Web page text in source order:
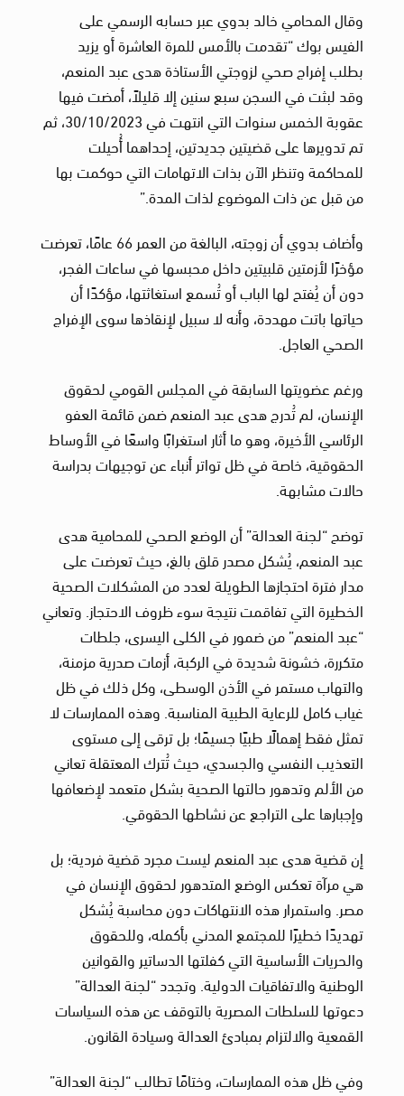
وقال المحامي خالد بدوي عبر حسابه الرسمي على
الفيس بوك “تقدمت بالأمس للمرة العاشرة أو يزيد
بطلب إفراج صحي لزوجتي الأستاذة هدى عبد المنعم،
وقد لبثت في السجن سبع سنين إلا قليلاً، أمضت فيها
عقوبة الخمس سنوات التي انتهت في 30/10/2023، ثم
تم تدويرها على قضيتين جديدتين، إحداهما أُحيلت
للمحاكمة وتنظر الآن بذات الاتهامات التي حوكمت بها
من قبل عن ذات الموضوع لذات المدة.”
وأضاف بدوي أن زوجته، البالغة من العمر 66 عامًا، تعرضت
مؤخرًا لأزمتين قلبيتين داخل محبسها في ساعات الفجر،
دون أن يُفتح لها الباب أو تُسمع استغاثتها، مؤكدًا أن
حياتها باتت مهددة، وأنه لا سبيل لإنقاذها سوى الإفراج
الصحي العاجل.
ورغم عضويتها السابقة في المجلس القومي لحقوق
الإنسان، لم تُدرج هدى عبد المنعم ضمن قائمة العفو
الرئاسي الأخيرة، وهو ما أثار استغرابًا واسعًا في الأوساط
الحقوقية، خاصة في ظل تواتر أنباء عن توجيهات بدراسة
حالات مشابهة.
توضح “لجنة العدالة” أن الوضع الصحي للمحامية هدى
عبد المنعم، يُشكل مصدر قلق بالغ، حيث تعرضت على
مدار فترة احتجازها الطويلة لعدد من المشكلات الصحية
الخطيرة التي تفاقمت نتيجة سوء ظروف الاحتجاز. وتعاني
“عبد المنعم” من ضمور في الكلى اليسرى، جلطات
متكررة، خشونة شديدة في الركبة، أزمات صدرية مزمنة،
والتهاب مستمر في الأذن الوسطى، وكل ذلك في ظل
غياب كامل للرعاية الطبية المناسبة. وهذه الممارسات لا
تمثل فقط إهمالًا طبيًا جسيمًا؛ بل ترقى إلى مستوى
التعذيب النفسي والجسدي، حيث تُترك المعتقلة تعاني
من الألم وتدهور حالتها الصحية بشكل متعمد لإضعافها
وإجبارها على التراجع عن نشاطها الحقوقي.
إن قضية هدى عبد المنعم ليست مجرد قضية فردية؛ بل
هي مرآة تعكس الوضع المتدهور لحقوق الإنسان في
مصر. واستمرار هذه الانتهاكات دون محاسبة يُشكل
تهديدًا خطيرًا للمجتمع المدني بأكمله، وللحقوق
والحريات الأساسية التي كفلتها الدساتير والقوانين
الوطنية والاتفاقيات الدولية. وتجدد “لجنة العدالة”
دعوتها للسلطات المصرية بالتوقف عن هذه السياسات
القمعية والالتزام بمبادئ العدالة وسيادة القانون.
وفي ظل هذه الممارسات، وختامًا تطالب “لجنة العدالة”